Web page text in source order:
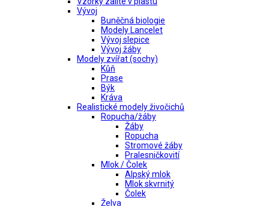
Vývoj
Buněčná biologie
Modely Lancelet
Vývoj slepice
Vývoj žáby
Modely zvířat (sochy)
Kůň
Prase
Býk
Kráva
Realistické modely živočichů
Ropucha/žáby
Žáby
Ropucha
Stromové žáby
Pralesničkovití
Mlok / Čolek
Alpský mlok
Mlok skvrnitý
Čolek
Želva